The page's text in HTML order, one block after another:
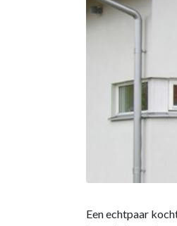
Een echtpaar